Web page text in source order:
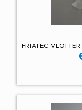
FRIATEC